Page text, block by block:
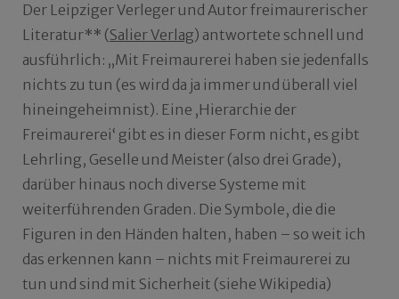
Der Leipziger Verleger und Autor freimaurerischer
Literatur** (Salier Verlag) antwortete schnell und
ausführlich: „Mit Freimaurerei haben sie jedenfalls
nichts zu tun (es wird da ja immer und überall viel
hineingeheimnist). Eine ‚Hierarchie der
Freimaurerei‘ gibt es in dieser Form nicht, es gibt
Lehrling, Geselle und Meister (also drei Grade),
darüber hinaus noch diverse Systeme mit
weiterführenden Graden. Die Symbole, die die
Figuren in den Händen halten, haben – so weit ich
das erkennen kann – nichts mit Freimaurerei zu
tun und sind mit Sicherheit (siehe Wikipedia)